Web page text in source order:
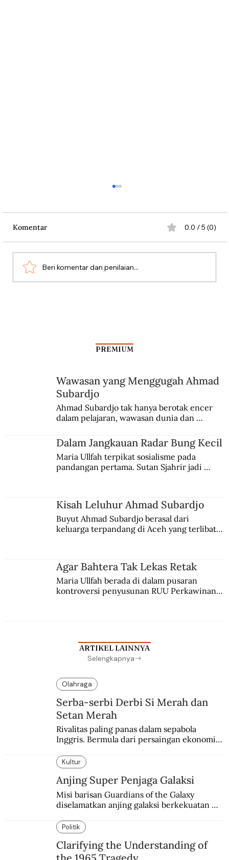
Persatuan Perjuangan
Komentar 0.0 / 5 (0)
Beri komentar dan penilaian...
PREMIUM
Wawasan yang Menggugah Ahmad
Subardjo
Ahmad Subardjo tak hanya berotak encer
dalam pelajaran, wawasan dunia dan
Jules Verne, Multatuli, hingga Sun Yat-sen.
Dalam Jangkauan Radar Bung Kecil
Maria Ullfah terpikat sosialisme pada
pandangan pertama. Sutan Sjahrir jadi
Kisah Leluhur Ahmad Subardjo
Buyut Ahmad Subardjo berasal dari
keluarga terpandang di Aceh yang terlibat
Agar Bahtera Tak Lekas Retak
Maria Ullfah berada di dalam pusaran
kontroversi penyusunan RUU Perkawinan.
ARTIKEL LAINNYA
Selengkapnya
Olahraga
Serba-serbi Derbi Si Merah dan
Setan Merah
Rivalitas paling panas dalam sepabola
Inggris. Bermula dari persaingan ekonomi
Kultur
Anjing Super Penjaga Galaksi
Misi barisan Guardians of the Galaxy
diselamatkan anjing galaksi berkekuatan
si martir antariksa Soviet.
Politik
Clarifying the Understanding of